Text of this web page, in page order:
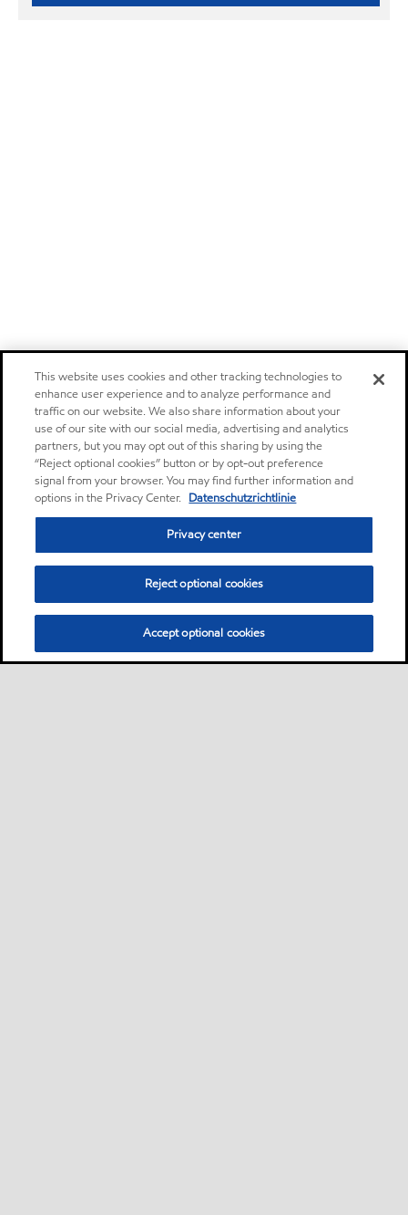
This website uses cookies and other tracking technologies to
enhance user experience and to analyze performance and
traffic on our website. We also share information about your
use of our site with our social media, advertising and analytics
partners, but you may opt out of this sharing by using the
“Reject optional cookies” button or by opt-out preference
signal from your browser. You may find further information and
options in the Privacy Center. Datenschutzrichtlinie
Privacy center
Reject optional cookies
Accept optional cookies